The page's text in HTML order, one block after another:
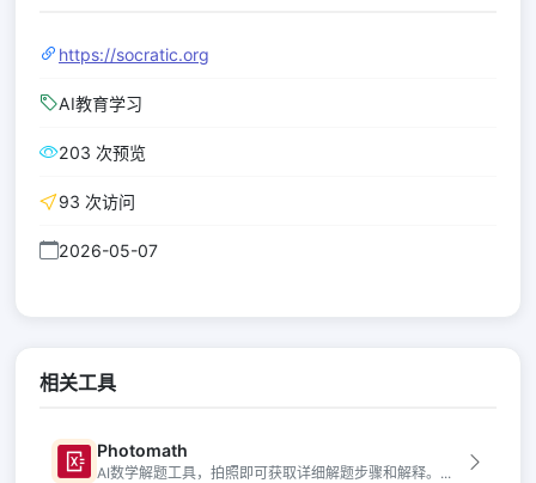
https://socratic.org
AI教育学习
203 次预览
93 次访问
2026-05-07
相关工具
Photomath
AI数学解题工具，拍照即可获取详细解题步骤和解释。...